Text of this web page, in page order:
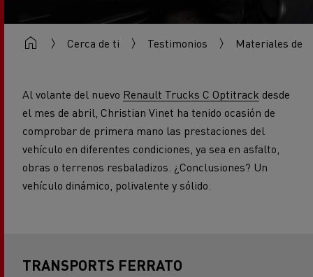
Cerca de ti Testimonios Materiales de
Al volante del nuevo Renault Trucks C Optitrack desde
el mes de abril, Christian Vinet ha tenido ocasión de
comprobar de primera mano las prestaciones del
vehículo en diferentes condiciones, ya sea en asfalto,
obras o terrenos resbaladizos. ¿Conclusiones? Un
vehículo dinámico, polivalente y sólido.
TRANSPORTS FERRATO